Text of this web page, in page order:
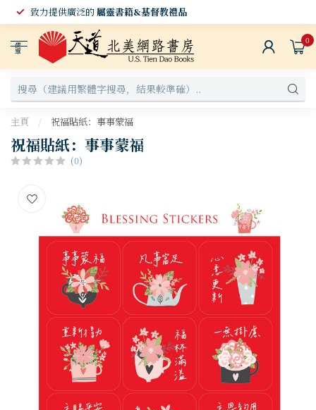
致力提供廣泛的屬靈書籍&基督教禮品
選
單
0
主頁 / 祝福貼紙：事事蒙福
祝福貼紙：事事蒙福
(0)